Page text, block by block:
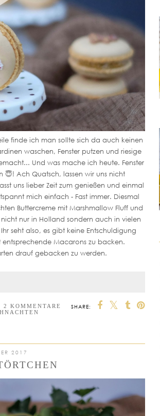
finde ich man sollte sich da auch keinen
waschen, Fenster putzen und riesige
Und was mache ich heute. Fenster
Ach Quatsch, lassen wir uns nicht
uns lieber Zeit zum genießen und einmal
mich einfach - Fast immer. Diesmal
Buttercreme mit Marshmallow Fluff und
nur in Holland sondern auch in vielen
seht also, es gibt keine Entschuldigung
Macarons zu backen.
drauf gebacken zu werden.
SHARE:
2 KOMMENTARE
2017